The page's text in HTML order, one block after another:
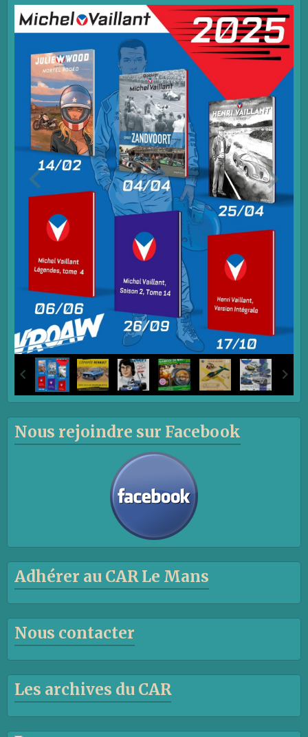
Nous rejoindre sur Facebook
Adhérer au CAR Le Mans
Nous contacter
Les archives du CAR